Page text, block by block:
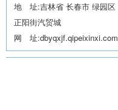
地 址:吉林省 长春市 绿园区
正阳街汽贸城
网 址:dbyqxjf.qipeixinxi.com